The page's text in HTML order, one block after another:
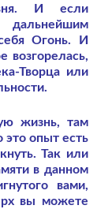
И если
Огонь. И
возгорелась,
Творца или
жизнь, там
это опыт есть
Так или
в данном
вами,
вы можете